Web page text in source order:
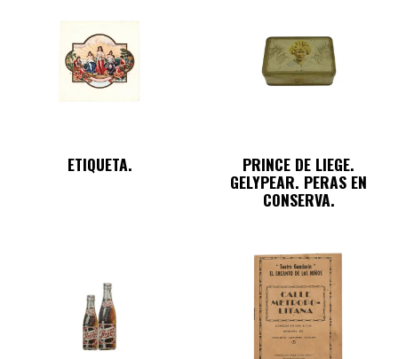
ETIQUETA. PRINCE DE LIEGE.
GELYPEAR. PERAS EN
CONSERVA.